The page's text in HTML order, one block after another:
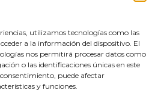
utilizamos tecnologías como las
a la información del dispositivo. El
nos permitirá procesar datos como
o las identificaciones únicas en este
puede afectar
y funciones.